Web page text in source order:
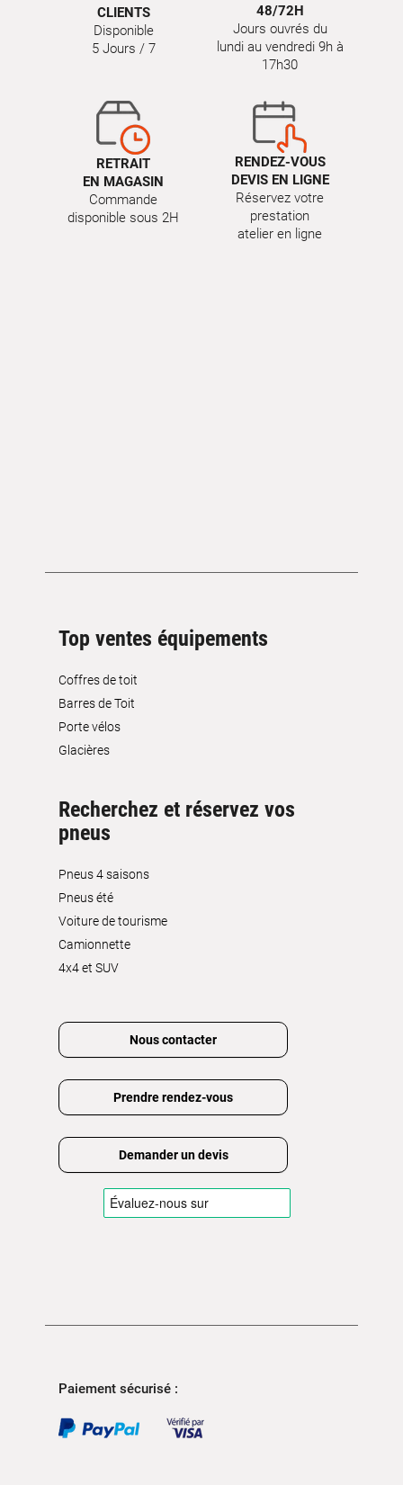
CLIENTS
Disponible
5 Jours / 7
48/72H
Jours ouvrés du
lundi au vendredi 9h à
17h30
RETRAIT
EN MAGASIN
Commande
disponible sous 2H
RENDEZ-VOUS
DEVIS EN LIGNE
Réservez votre
prestation
atelier en ligne
Top ventes équipements
Coffres de toit
Barres de Toit
Porte vélos
Glacières
Recherchez et réservez vos
pneus
Pneus 4 saisons
Pneus été
Voiture de tourisme
Camionnette
4x4 et SUV
Nous contacter
Prendre rendez-vous
Demander un devis
Paiement sécurisé :